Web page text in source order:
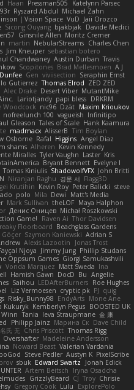
Haan Pressman505
Katelynn Parsec
Ryszard Abdul Michael Zahn
| Vision Space VuD Jaii Orozco
Sicong Ouyang bjakbjak Davide Medici
Ginsnile Allen Moritz Cremer
martin NebularStreams Charles Chen
Jim Kneuper sebastian botero
Chandwaney Austin Durban Travis
Scopitones Brad Mellesmoen A J
Gen viviisection Seraphin Ernst
Gutierrez Thomas Elrod ZED ZED
Alec Drake Desert Viber MutantMike
Lariotjandy papi bless DRKRM
Woodcock nic96 Dzät Maxim Krioukov
nofreelunch 100 vagueish Infinitipo
Gleason Tales of Scale Hank Kaamura
madmacx AlisserB Tim Boylan
Osborne Rafal Higgins Angel Diaz
shams Alheren Kevin Kennedy
Miralles Tyler Vaughn Laster Kris
Bryant Bennett Evelyne I
Tomas Kiniulis ShadowolfVFX John Britti
Niranjan Raghu 경문 서 Flagg3D
Krutihin Kevin Roy Peter Balicki steve
polo Mila Dewi
Matt's Media
Mark Sullivan theLOF Maya Halphon
Денис Оницев Michał Roszkowski
Game!
Raven Ai Thor Davidsen
Floorboard Beachglass Gardens
Göçer Szymon Kaniewski Adrian S
Alexis Lazootin
Jonas Trost
Njoya Jimmy Jung Phillip Studans
Oppsum Games Giorgi Samukashvili
Vonda Marquez Matt Sweda Ina
Hamish Gawn DocD Bu Angelie
Saihou LEDAfterBurners Roe Hughes
Liz Vermoesen cryptic pk PJ quig
Risky_Bunny98 EndyArts Mone Ane
Kukuryk Kemberlyn Pegus BOOSTED UK
Tania Ieva Straupmane 金 康
Philipp Jainz Марина Ск Dave Child
名氏 无 Chris Priscott Thomas Rigg
Overshafter Madeleine Andersson
Noward Beast Valerian Vardania
Steve Pedler Austyn K PixelScribe
sbuk Edward Swartz
Jonah Edick
Artem Beitsch
Iryna Osadcha
GrizzlyBeard CJ Troy Chrisie
Gregory Cook Lulu
ExplorePolo